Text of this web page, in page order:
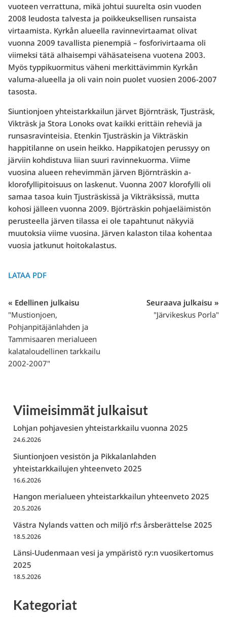
vuoteen verrattuna, mikä johtui suurelta osin vuoden
2008 leudosta talvesta ja poikkeuksellisen runsaista
virtaamista. Kyrkån alueella ravinnevirtaamat olivat
vuonna 2009 tavallista pienempiä – fosforivirtaama oli
viimeksi tätä alhaisempi vähäsateisena vuotena 2003.
Myös typpikuormitus väheni merkittävimmin Kyrkån
valuma-alueella ja oli vain noin puolet vuosien 2006-2007
tasosta.
Siuntionjoen yhteistarkkailun järvet Björnträsk, Tjusträsk,
Vikträsk ja Stora Lonoks ovat kaikki erittäin reheviä ja
runsasravinteisia. Etenkin Tjusträskin ja Vikträskin
happitilanne on usein heikko. Happikatojen perussyy on
järviin kohdistuva liian suuri ravinnekuorma. Viime
vuosina alueen rehevimmän järven Björnträskin a-
klorofyllipitoisuus on laskenut. Vuonna 2007 klorofylli oli
samaa tasoa kuin Tjusträskissä ja Vikträksissä, mutta
kohosi jälleen vuonna 2009. Björträskin pohjaeläimistön
perusteella järven tilassa ei ole tapahtunut näkyviä
muutoksia viime vuosina. Järven kalaston tilaa kohentaa
vuosia jatkunut hoitokalastus.
LATAA PDF
« Edellinen julkaisu
"Mustionjoen,
Pohjanpitäjänlahden ja
Tammisaaren merialueen
kalataloudellinen tarkkailu
2002-2007"
Seuraava julkaisu »
"Järvikeskus Porla"
Viimeisimmät julkaisut
Lohjan pohjavesien yhteistarkkailu vuonna 2025
24.6.2026
Siuntionjoen vesistön ja Pikkalanlahden
yhteistarkkailujen yhteenveto 2025
16.6.2026
Hangon merialueen yhteistarkkailun yhteenveto 2025
20.5.2026
Västra Nylands vatten och miljö rf:s årsberättelse 2025
18.5.2026
Länsi-Uudenmaan vesi ja ympäristö ry:n vuosikertomus
2025
18.5.2026
Kategoriat